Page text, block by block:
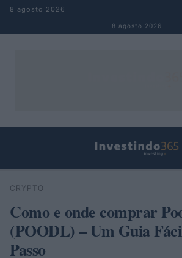
Pular para o conteúdo
8 agosto 2026
8 agosto 2026
Buscar
CRYPTO
Como e onde comprar
(POODL) – Um Guia
Passo